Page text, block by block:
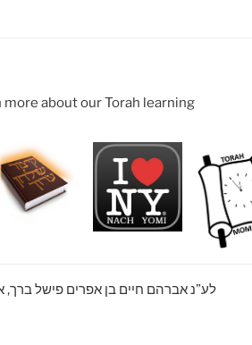
about our Torah learning
לע”נ אברהם חיים בן אפרים פישל